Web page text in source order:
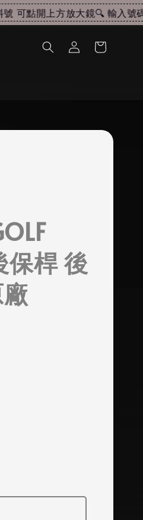
可點開上方放大鏡🔍 輸入號碼
保桿 後